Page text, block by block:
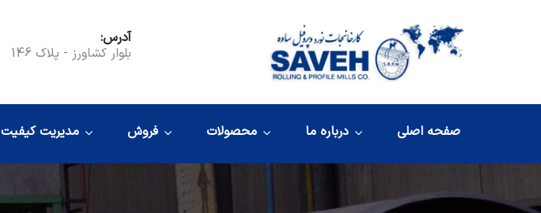
آدرس:
بلوار کشاورز - پلاک 146
صفحه اصلی درباره ما محصولات فروش مدیریت کیفیت